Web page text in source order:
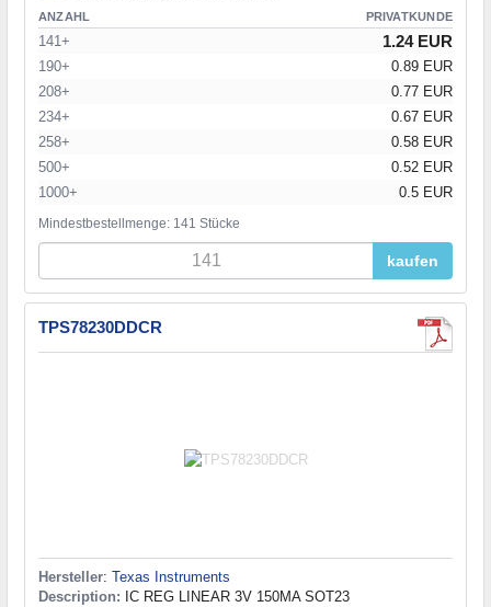
ANZAHL PRIVATKUNDE
141+ 1.24 EUR
190+
0.89 EUR
208+
0.77 EUR
234+
0.67 EUR
258+
0.58 EUR
500+
0.52 EUR
1000+
0.5 EUR
Mindestbestellmenge: 141 Stücke
kaufen
TPS78230DDCR
Hersteller: Texas Instruments
Description: IC REG LINEAR 3V 150MA SOT23